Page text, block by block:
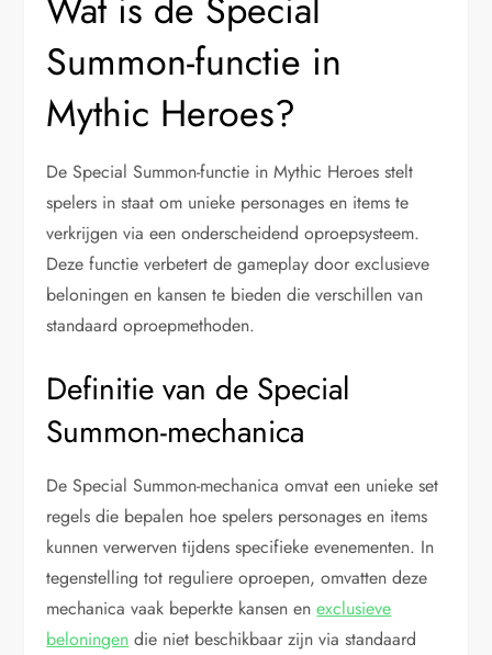
Summon-functie in
Mythic Heroes?
De Special Summon-functie in Mythic Heroes stelt
spelers in staat om unieke personages en items te
verkrijgen via een onderscheidend oproepsysteem.
Deze functie verbetert de gameplay door exclusieve
beloningen en kansen te bieden die verschillen van
standaard oproepmethoden.
Definitie van de Special
Summon-mechanica
De Special Summon-mechanica omvat een unieke set
regels die bepalen hoe spelers personages en items
kunnen verwerven tijdens specifieke evenementen. In
tegenstelling tot reguliere oproepen, omvatten deze
mechanica vaak beperkte kansen enexclusieve
beloningen die niet beschikbaar zijn via standaard